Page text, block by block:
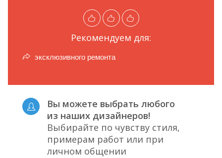
Рекомендуем для:
эксклюзивного ремонта
Вы можете выбрать любого
из наших дизайнеров!
Выбирайте по чувству стиля,
примерам работ или при
личном общении